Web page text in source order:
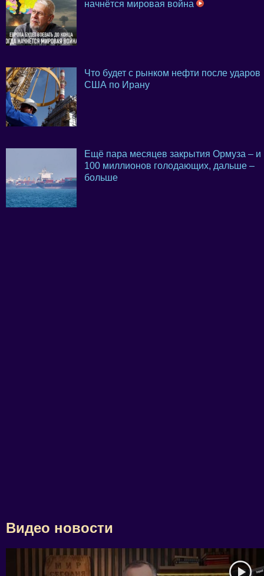
начнётся мировая война
Что будет с рынком нефти после ударов
США по Ирану
Ещё пара месяцев закрытия Ормуза – и
100 миллионов голодающих, дальше –
больше
Видео новости